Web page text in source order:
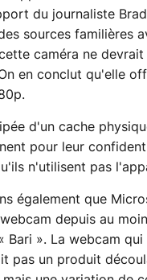
du journaliste
sources familières
caméra ne
en conclut qu'elle
d'un cache
pour leur
n'utilisent pas
également que
depuis au
Bari ». La webcam
pas un produit